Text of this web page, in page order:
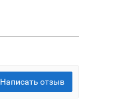
Написать отзыв